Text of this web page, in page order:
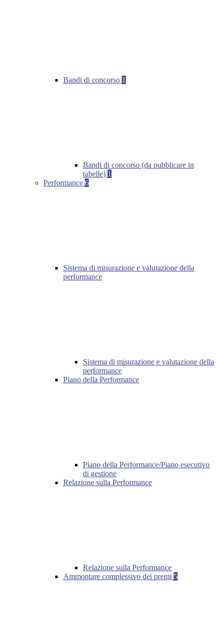
Bandi di concorso 1
Bandi di concorso (da pubblicare in
tabelle) 1
Performance 6
Sistema di misurazione e valutazione della
performance
Sistema di misurazione e valutazione della
performance
Piano della Performance
Piano della Performance/Piano esecutivo
di gestione
Relazione sulla Performance
Relazione sulla Performance
Ammontare complessivo dei premi 5